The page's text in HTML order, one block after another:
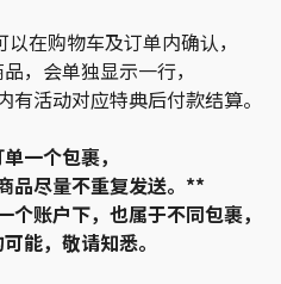
在购物车及订单内确认，
，会单独显示一行，
活动对应特典后付款结算。
一个包裹，
品尽量不重复发送。**
账户下，也属于不同包裹，
能，敬请知悉。